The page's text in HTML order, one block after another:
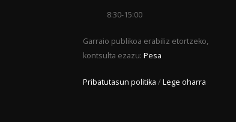
8:30-15:00
Garraio publikoa erabiliz etortzeko,
kontsulta ezazu: Pesa
Pribatutasun politika /Lege oharra